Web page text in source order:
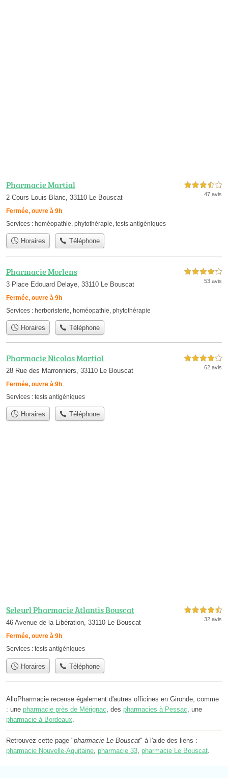
Pharmacie Martial
2 Cours Louis Blanc, 33110 Le Bouscat
Fermée, ouvre à 9h
3,5 étoiles sur 5
47 avis
Services : homéopathie, phytothérapie, tests antigéniques
Horaires Téléphone
Pharmacie Morlens
3 Place Edouard Delaye, 33110 Le Bouscat
Fermée, ouvre à 9h
4,0 étoiles sur 5
53 avis
Services : herboristerie homéopathie phytothérapie
Horaires Téléphone
Pharmacie Nicolas Martial
28 Rue des Marronniers, 33110 Le Bouscat
Fermée, ouvre à 9h
4,0 étoiles sur 5
62 avis
Services : tests antigéniques
Horaires Téléphone
Seleurl Pharmacie Atlantis Bouscat
46 Avenue de la Libération, 33110 Le Bouscat
Fermée, ouvre à 9h
4,5 étoiles sur 5
32 avis
Services : tests antigéniques
Horaires Téléphone
AlloPharmacie recense également d'autres officines en Gironde, comme
: une pharmacie près de Mérignac , des pharmacies à Pessac , une
pharmacie à Bordeaux
Retrouvez cette page "pharmacie Le Bouscat" à l'aide des liens :
pharmacie Nouvelle-Aquitaine pharmacie 33 pharmacie Le Bouscat